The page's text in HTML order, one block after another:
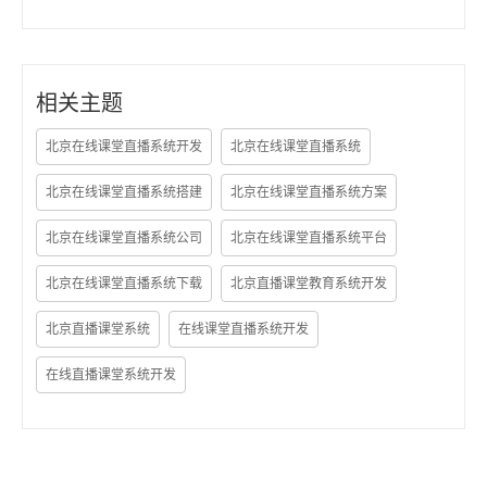
相关主题
北京在线课堂直播系统开发 北京在线课堂直播系统
北京在线课堂直播系统搭建 北京在线课堂直播系统方案
北京在线课堂直播系统公司 北京在线课堂直播系统平台
北京在线课堂直播系统下载 北京直播课堂教育系统开发
北京直播课堂系统 在线课堂直播系统开发
在线直播课堂系统开发